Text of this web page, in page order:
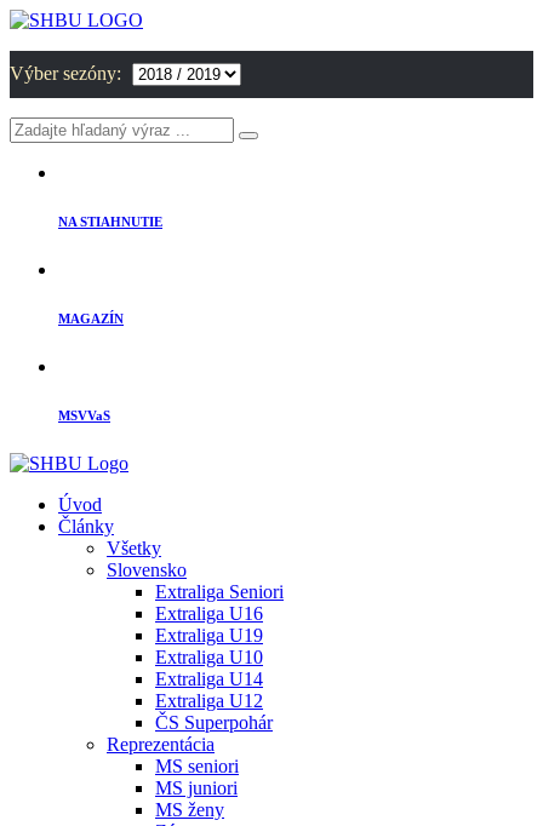
Výber sezóny:
NA STIAHNUTIE
MAGAZÍN
MSVVaS
Úvod
Články
Všetky
Slovensko
Extraliga Seniori
Extraliga U16
Extraliga U19
Extraliga U10
Extraliga U14
Extraliga U12
ČS Superpohár
Reprezentácia
MS seniori
MS juniori
MS ženy